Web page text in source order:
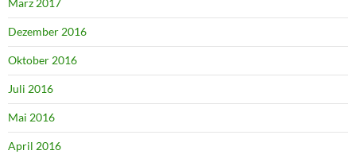
März 2017
Dezember 2016
Oktober 2016
Juli 2016
Mai 2016
April 2016